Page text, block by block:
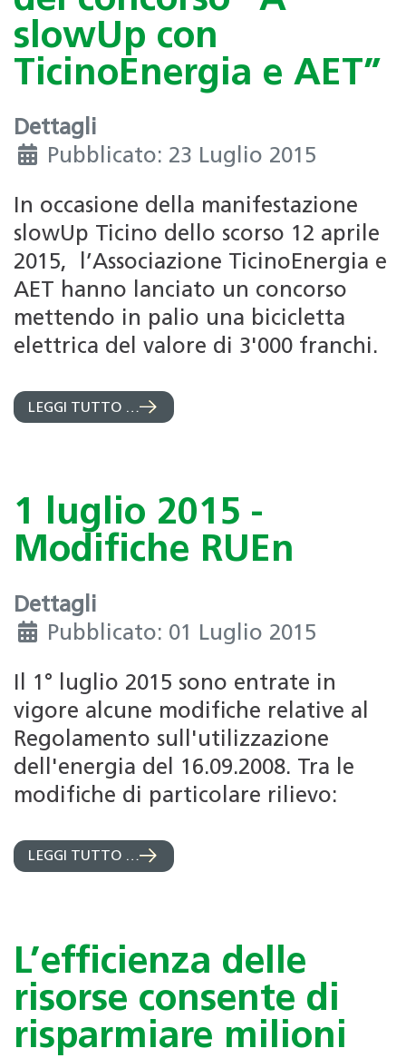
slowUp con
TicinoEnergia e AET”
Dettagli
Pubblicato: 23 Luglio 2015
In occasione della manifestazione
slowUp Ticino dello scorso 12 aprile
2015, l’Associazione TicinoEnergia e
AET hanno lanciato un concorso
mettendo in palio una bicicletta
elettrica del valore di 3'000 franchi.
LEGGI TUTTO …
1 luglio 2015 -
Modifiche RUEn
Dettagli
Pubblicato: 01 Luglio 2015
Il 1° luglio 2015 sono entrate in
vigore alcune modifiche relative al
Regolamento sull'utilizzazione
dell'energia del 16.09.2008. Tra le
modifiche di particolare rilievo:
LEGGI TUTTO …
L’efficienza delle
risorse consente di
risparmiare milioni